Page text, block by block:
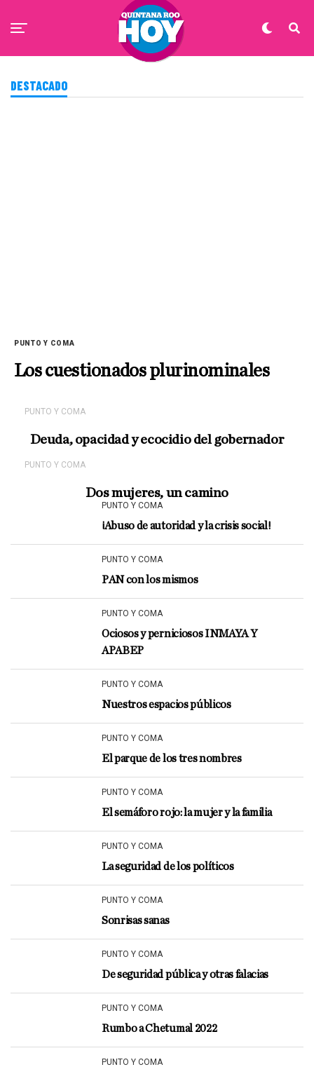
DESTACADO
PUNTO Y COMA
Los cuestionados plurinominales
PUNTO Y COMA
Deuda, opacidad y ecocidio del gobernador
PUNTO Y COMA
Dos mujeres, un camino
PUNTO Y COMA
¡Abuso de autoridad y la crisis social!
PUNTO Y COMA
PAN con los mismos
PUNTO Y COMA
Ociosos y perniciosos INMAYA Y
APABEP
PUNTO Y COMA
Nuestros espacios públicos
PUNTO Y COMA
El parque de los tres nombres
PUNTO Y COMA
El semáforo rojo: la mujer y la familia
PUNTO Y COMA
La seguridad de los políticos
PUNTO Y COMA
Sonrisas sanas
PUNTO Y COMA
De seguridad pública y otras falacias
PUNTO Y COMA
Rumbo a Chetumal 2022
PUNTO Y COMA